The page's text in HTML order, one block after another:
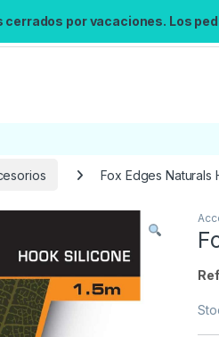
por vacaciones. Los
Búsqueda no disponible
No se pudo cargar el widget de
Fox Edges Naturals